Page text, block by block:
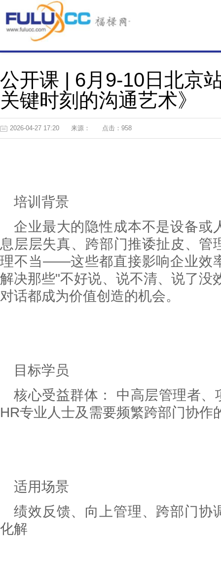
公开课 | 6月9-10日北京
关键时刻的沟通艺术》
2026-04-27 17:20 来源： 点击：958
培训背景
企业最大的隐性成本不是设备或
息层层失真、跨部门推诿扯皮、管
理不当——这些都直接影响企业效
解决那些"不好说、说不清、说了没
对话都成为价值创造的机会。
目标学员
核心受益群体： 中高层管理者
HR专业人士及需要频繁跨部门协作
适用场景
绩效反馈、向上管理、跨部门协
化解